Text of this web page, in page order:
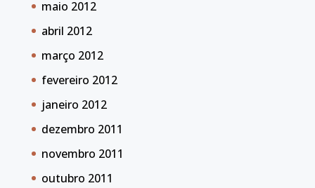
maio 2012
abril 2012
março 2012
fevereiro 2012
janeiro 2012
dezembro 2011
novembro 2011
outubro 2011